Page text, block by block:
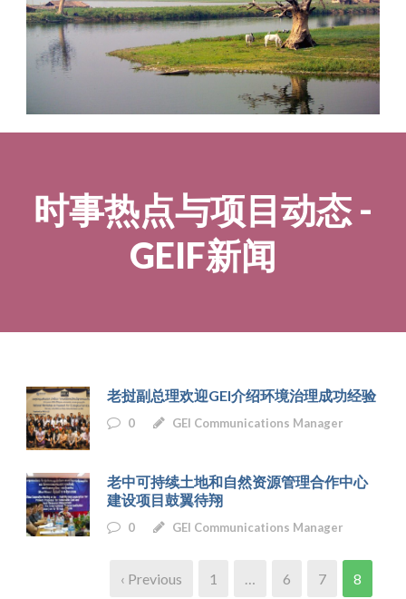
时事热点与项目动态 -
GEIF新闻
老挝副总理欢迎GEI介绍环境治理成功经验
0 GEI Communications Manager
老中可持续土地和自然资源管理合作中心
建设项目鼓翼待翔
0 GEI Communications Manager
‹ Previous 1 … 6 7 8